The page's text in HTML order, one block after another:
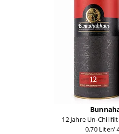
12 Jahre Un-
0,70 Liter/